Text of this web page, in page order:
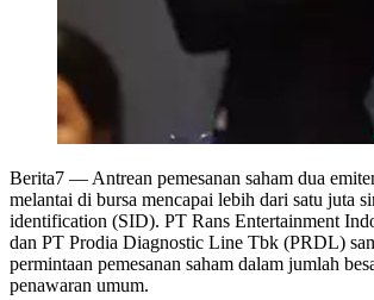
Berita7 — Antrean pemesanan saham dua
melantai di bursa mencapai lebih dari satu juta
identification (SID). PT Rans Entertainment
dan PT Prodia Diagnostic Line Tbk (PRDL)
permintaan pemesanan saham dalam jumlah
penawaran umum.